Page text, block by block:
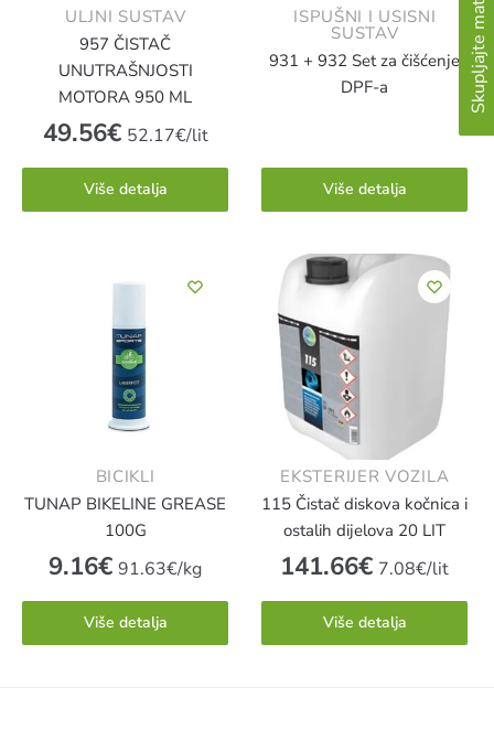
ULJNI SUSTAV
957 ČISTAČ
UNUTRAŠNJOSTI
MOTORA 950 ML
49.56€ 52.17€/lit
Više detalja
ISPUŠNI I USISNI
SUSTAV
931 + 932 Set za čišćenje
DPF-a
Više detalja
BICIKLI
TUNAP BIKELINE GREASE
100G
9.16€ 91.63€/kg
Više detalja
EKSTERIJER VOZILA
115 Čistač diskova kočnica i
ostalih dijelova 20 LIT
141.66€ 7.08€/lit
Više detalja
Skupljajte matice